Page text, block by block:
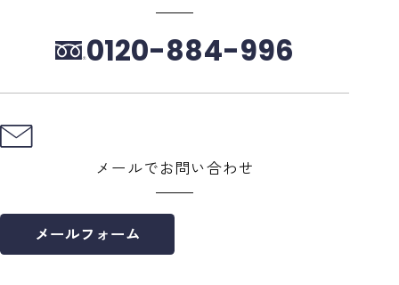
0120-884-996
メールでお問い合わせ
メールフォーム